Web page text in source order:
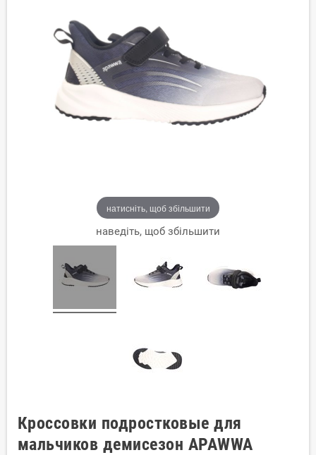
натисніть, щоб збільшити
наведіть, щоб збільшити
Кроссовки подростковые для
мальчиков демисезон APAWWA